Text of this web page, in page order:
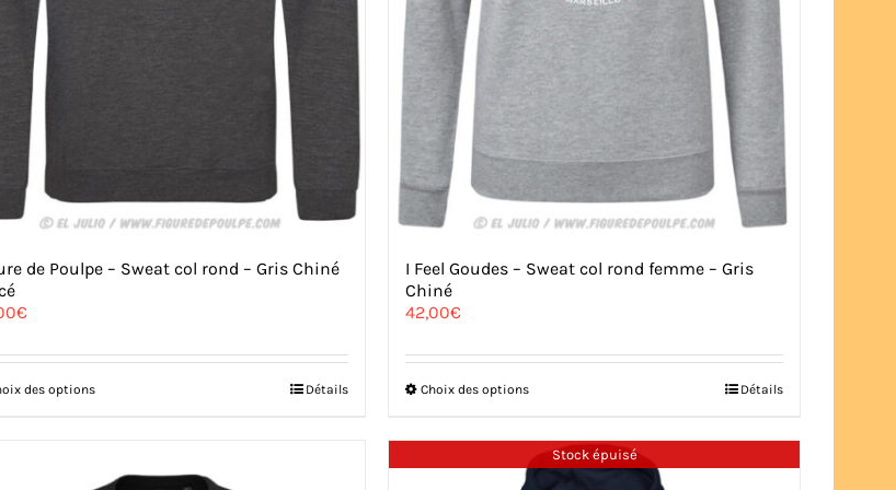
de Poulpe – Sweat col rond – Gris Chiné
€
des optionsCe
variations.
Détails
I Feel Goudes – Sweat col rond femme – Gris
Chiné
42,00€
Choix des optionsCe
plusieurs
variations.
Détails
Stock épuisé